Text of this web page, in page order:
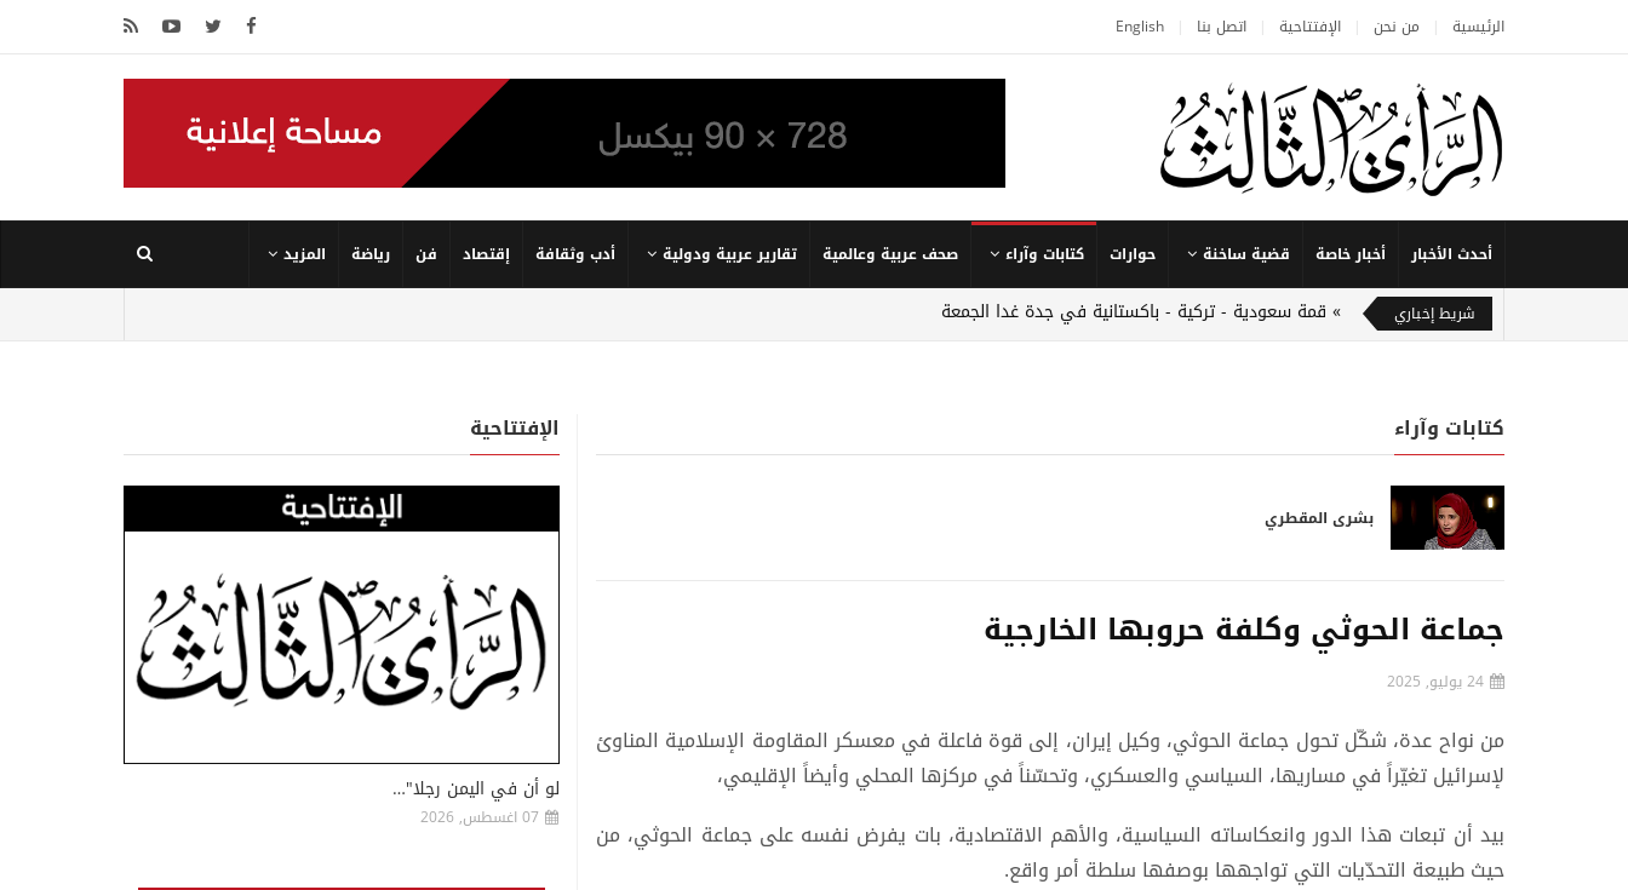
الرئيسية من نحن الإفتتاحية اتصل بنا English
أحدث الأخبار أخبار خاصة قضية ساخنة حوارات كتابات وآراء صحف عربية وعالمية تقارير عربية ودولية أدب وثقافة إقتصاد فن رياضة المزيد
شريط إخباري قمة سعودية - تركية - باكستانية في جدة غدا الجمعة
كتابات وآراء
بشرى المقطري
جماعة الحوثي وكلفة حروبها الخارجية
24 يوليو, 2025
من نواح عدة، شكّل تحول جماعة الحوثي، وكيل إيران، إلى قوة فاعلة في معسكر المقاومة الإسلامية المناوئ
لإسرائيل تغيّراً في مساريها، السياسي والعسكري، وتحسّناً في مركزها المحلي وأيضاً الإقليمي،
بيد أن تبعات هذا الدور وانعكاساته السياسية، والأهم الاقتصادية، بات يفرض نفسه على جماعة الحوثي، من
حيث طبيعة التحدّيات التي تواجهها بوصفها سلطة أمر واقع.
الإفتتاحية
لو أن في اليمن رجلا"…
07 اغسطس, 2026